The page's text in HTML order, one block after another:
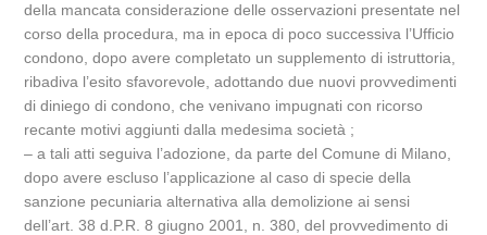
della mancata considerazione delle osservazioni presentate nel
corso della procedura, ma in epoca di poco successiva l’Ufficio
condono, dopo avere completato un supplemento di istruttoria,
ribadiva l’esito sfavorevole, adottando due nuovi provvedimenti
di diniego di condono, che venivano impugnati con ricorso
recante motivi aggiunti dalla medesima società ;
– a tali atti seguiva l’adozione, da parte del Comune di Milano,
dopo avere escluso l’applicazione al caso di specie della
sanzione pecuniaria alternativa alla demolizione ai sensi
dell’art. 38 d.P.R. 8 giugno 2001, n. 380, del provvedimento di